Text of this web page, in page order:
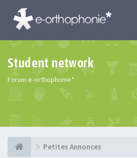
Student network
Forum e-orthophonie*
Petites Annonces